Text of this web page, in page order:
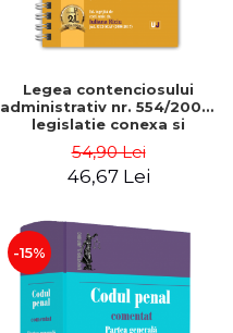
Legea contenciosului
administrativ nr. 554/2004,
legislatie conexa si
2025. Editie spiralata - Ed.
ingrijita de: Conf. univ. dr.
54,90 Lei
46,67 Lei
-15%